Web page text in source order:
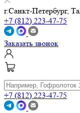
г.Санкт-Петербург,
+7 (812) 223-47-75
Заказать звонок
+7 (812) 223-47-75